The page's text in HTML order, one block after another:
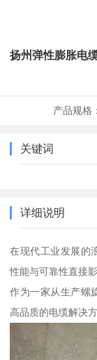
扬州弹性膨胀电
产品规格：
关键词
详细说明
在现代工业发展的
性能与可靠性直接
作为一家从生产螺
高品质的电缆解决方